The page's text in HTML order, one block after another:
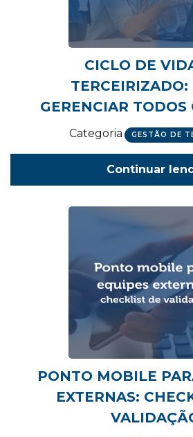
CICLO DE
TERCEIRIZADO:
GERENCIAR TODOS
Categoria GESTÃO DE
Continuar
PONTO MOBILE
EXTERNAS: